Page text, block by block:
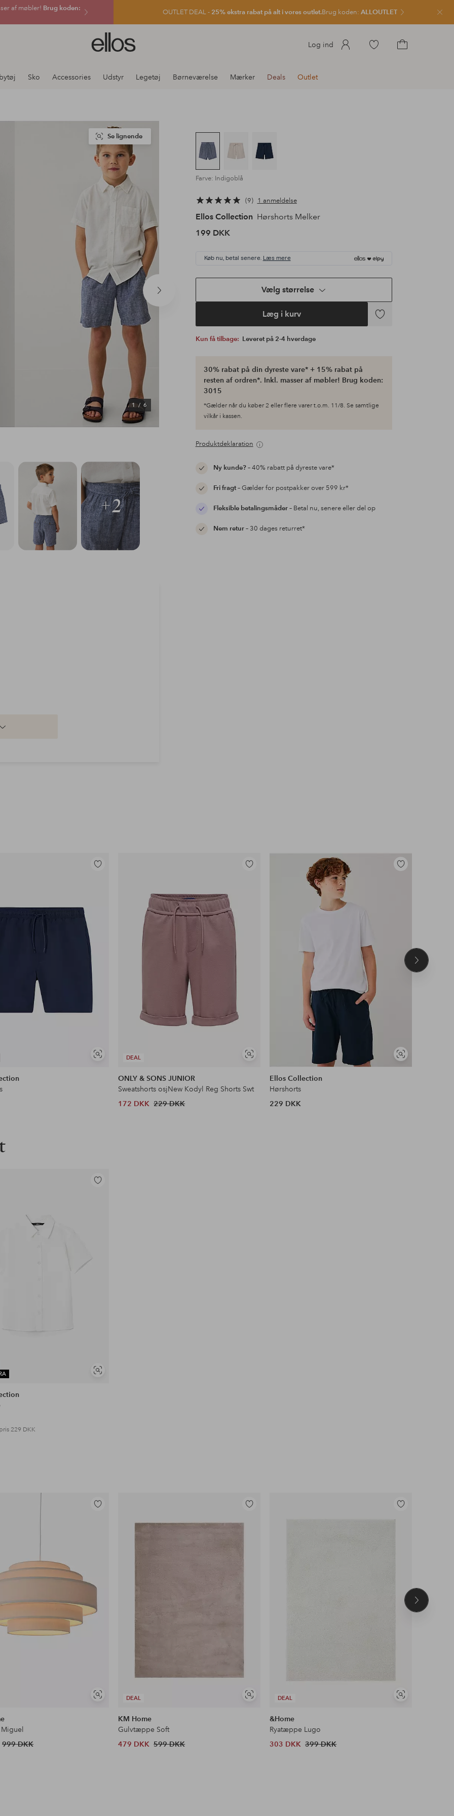
af møbler! Brug koden:
OUTLET DEAL - 25% ekstra rabat på alt i vores outlet.Brug koden: ALLOUTLET Luk
Ellos
logo
Log ind
Gå
Sko Accessories Udstyr Legetøj Børneværelse Mærker Deals Outlet
Næste
1/ 6
Se lignende
Farve: Indigoblå
9 1 anmeldelse
Ellos Collection Hørshorts Melker
199 DKK
Køb nu, betal senere. Læs mere
Vælg størrelse
Læg i kurv
Tilføj
Kun få tilbage: Leveret på 2-4 hverdage
30% rabat på din dyreste vare* + 15% rabat på
resten af ordren*. Inkl. masser af møbler! Brug koden:
3015
*Gælder når du køber 2 eller flere varer t.o.m. 11/8. Se samtlige
vilkår i kassen.
Produktdeklaration
Ny kunde?– 40% rabatt på dyreste vare*
Fri fragt– Gælder for postpakker over 599 kr*
Fleksible betalingsmåder– Betal nu, senere eller del op
Nem retur– 30 dages returret*
+2
Se
Tilføj
DEAL
Se
lignende
Tilføj
ONLY & SONS JUNIOR
Sweatshorts osjNew Kodyl Reg Shorts Swt
172 DKK 229 DKK
Se
lignende
Tilføj
Ellos Collection
Hørshorts
229 DKK
Næste
Se
Tilføj
229 DKK
Se
Tilføj
999 DKK
DEAL
Se
Tilføj
KM Home
Gulvtæppe Soft
479 DKK 599 DKK
DEAL
Se
Tilføj
til
&Home
Ryatæppe Lugo
303 DKK 399 DKK
Næste